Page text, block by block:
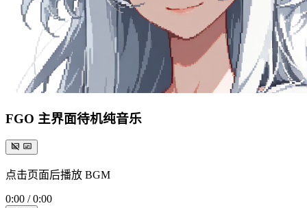
FGO 主界面待机纯音乐
点击页面后播放 BGM
0:00 / 0:00